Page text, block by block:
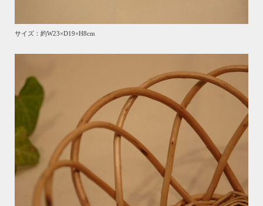
サイズ：約W23×D19×H8cm